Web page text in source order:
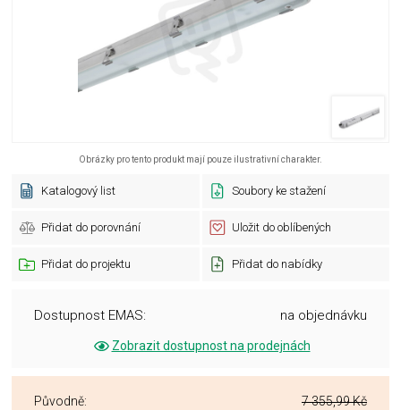
Obrázky pro tento produkt mají pouze ilustrativní charakter.
Katalogový list Soubory ke stažení
Přidat do porovnání Uložit do oblíbených
Přidat do projektu Přidat do nabídky
Dostupnost EMAS: na objednávku
Zobrazit dostupnost na prodejnách
Původně:
7 355,99 Kč